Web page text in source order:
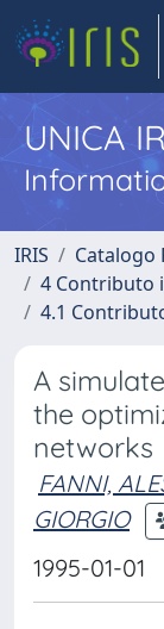
UNICA
IRIS
Catalogo
4 Contributo
4.1
A
the
networks
FANNI,
GIORGIO
1995-01-01